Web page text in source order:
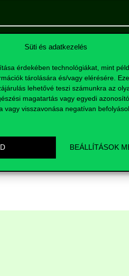
Süti és adatkezelés
érdekében technológiákat, mint
tárolására és/vagy elérésére.
lehetővé teszi számunkra az
magatartás vagy egyedi
vagy visszavonása negatívan
BEÁLLÍTÁSOK